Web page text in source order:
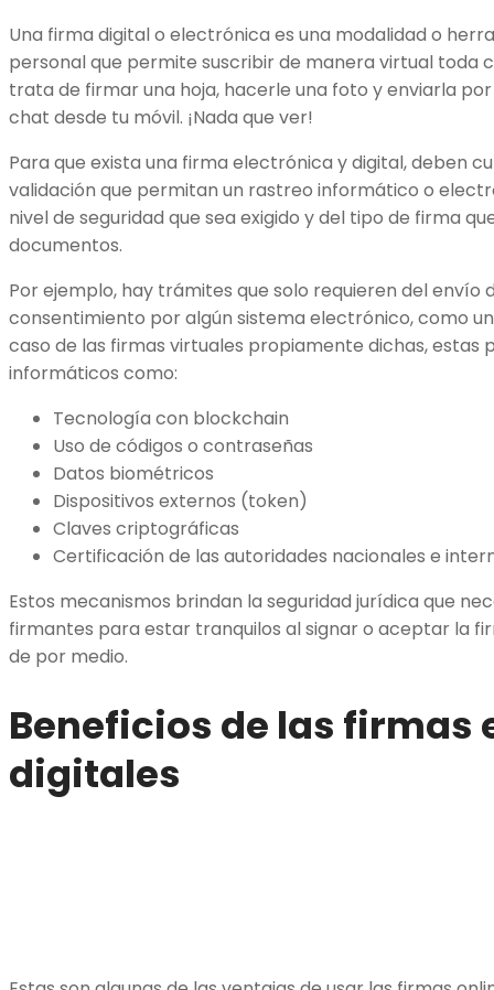
Una firma digital o electrónica es una modalidad o
personal que permite suscribir de manera virtual toda
trata de firmar una hoja, hacerle una foto y enviarla
chat desde tu móvil. ¡Nada que ver!
Para que exista una firma electrónica y digital, deben
validación que permitan un rastreo informático o
nivel de seguridad que sea exigido y del tipo de firma
documentos.
Por ejemplo, hay trámites que solo requieren del envío
consentimiento por algún sistema electrónico, como
caso de las firmas virtuales propiamente dichas, estas
informáticos como:
Tecnología con blockchain
Uso de códigos o contraseñas
Datos biométricos
Dispositivos externos (token)
Claves criptográficas
Certificación de las autoridades nacionales e
Estos mecanismos brindan la seguridad jurídica que
firmantes para estar tranquilos al signar o aceptar la
de por medio.
Beneficios de las firmas
digitales